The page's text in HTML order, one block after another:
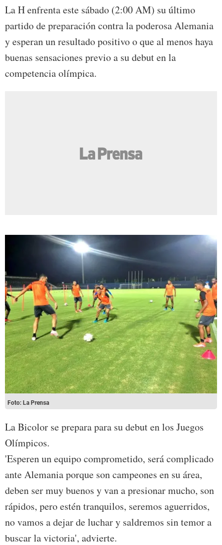
La H enfrenta este sábado (2:00 AM) su último
partido de preparación contra la poderosa Alemania
y esperan un resultado positivo o que al menos haya
buenas sensaciones previo a su debut en la
competencia olímpica.
Foto: La Prensa
La Bicolor se prepara para su debut en los Juegos
Olímpicos.
'Esperen un equipo comprometido, será complicado
ante Alemania porque son campeones en su área,
deben ser muy buenos y van a presionar mucho, son
rápidos, pero estén tranquilos, seremos aguerridos,
no vamos a dejar de luchar y saldremos sin temor a
buscar la victoria', advierte.